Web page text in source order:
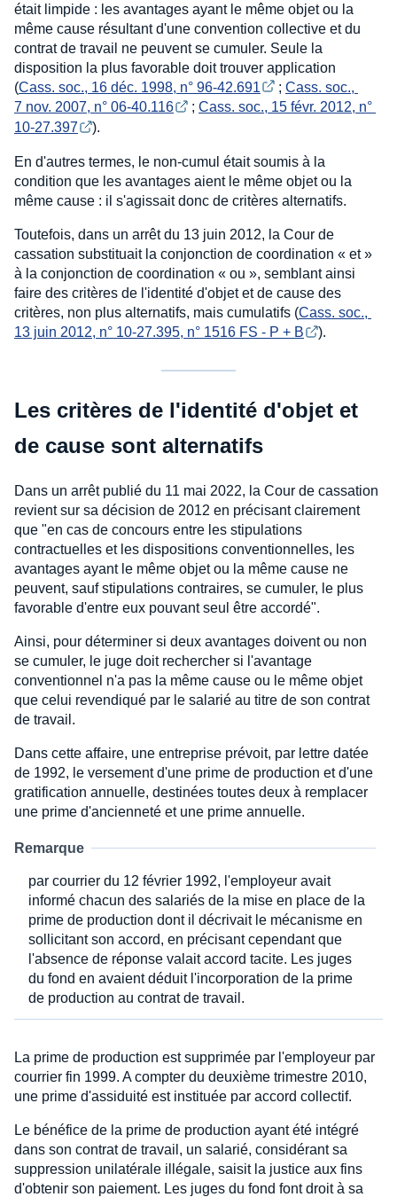
était limpide : les avantages ayant le même objet ou la
même cause résultant d'une convention collective et du
contrat de travail ne peuvent se cumuler. Seule la
disposition la plus favorable doit trouver application
(Cass. soc., 16 déc. 1998, n° 96-42.691 ; Cass. soc.,
7 nov. 2007, n° 06-40.116
; Cass. soc., 15 févr. 2012, n°
10-27.397
).
En d'autres termes, le non-cumul était soumis à la
condition que les avantages aient le même objet ou la
même cause : il s'agissait donc de critères alternatifs.
Toutefois, dans un arrêt du 13 juin 2012, la Cour de
cassation substituait la conjonction de coordination « et »
à la conjonction de coordination « ou », semblant ainsi
faire des critères de l'identité d'objet et de cause des
critères, non plus alternatifs, mais cumulatifs (Cass. soc.,
13 juin 2012, n° 10-27.395, n° 1516 FS - P + B
).
Les critères de l'identité d'objet et
de cause sont alternatifs
Dans un arrêt publié du 11 mai 2022, la Cour de cassation
revient sur sa décision de 2012 en précisant clairement
que "en cas de concours entre les stipulations
contractuelles et les dispositions conventionnelles, les
avantages ayant le même objet ou la même cause ne
peuvent, sauf stipulations contraires, se cumuler, le plus
favorable d'entre eux pouvant seul être accordé".
Ainsi, pour déterminer si deux avantages doivent ou non
se cumuler, le juge doit rechercher si l'avantage
conventionnel n'a pas la même cause ou le même objet
que celui revendiqué par le salarié au titre de son contrat
de travail.
Dans cette affaire, une entreprise prévoit, par lettre datée
de 1992, le versement d'une prime de production et d'une
gratification annuelle, destinées toutes deux à remplacer
une prime d'ancienneté et une prime annuelle.
Remarque
par courrier du 12 février 1992, l'employeur avait
informé chacun des salariés de la mise en place de la
prime de production dont il décrivait le mécanisme en
sollicitant son accord, en précisant cependant que
l'absence de réponse valait accord tacite. Les juges
du fond en avaient déduit l'incorporation de la prime
de production au contrat de travail.
La prime de production est supprimée par l'employeur par
courrier fin 1999. A compter du deuxième trimestre 2010,
une prime d'assiduité est instituée par accord collectif.
Le bénéfice de la prime de production ayant été intégré
dans son contrat de travail, un salarié, considérant sa
suppression unilatérale illégale, saisit la justice aux fins
d'obtenir son paiement. Les juges du fond font droit à sa